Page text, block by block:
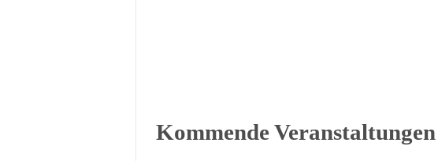
Kommende Veranstaltungen